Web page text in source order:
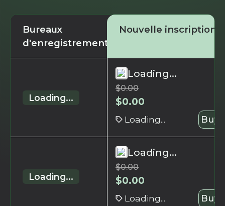
Bureaux
d'enregistrement
Nouvelle inscription
Loading...
Loading...
$0.00
$0.00
Loading... Buy
Loading...
Loading...
$0.00
$0.00
Loading... Buy